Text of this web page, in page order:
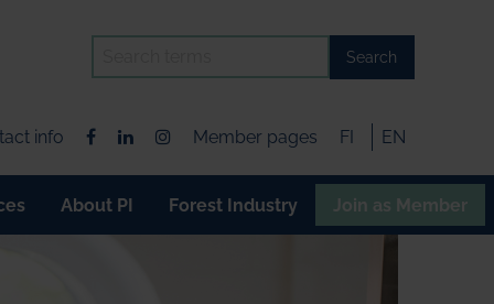
Search
info Member pages FI EN
About PI Forest Industry Join as Member